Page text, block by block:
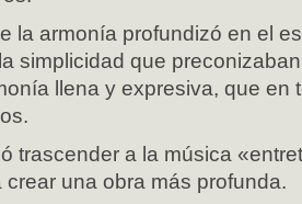
la armonía profundizó en el
simplicidad que
llena y expresiva, que en
trascender a la música
crear una obra más profunda.